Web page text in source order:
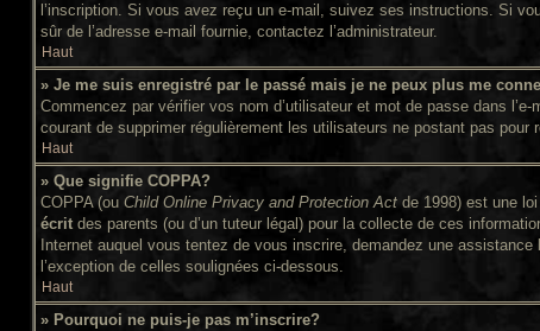
l’inscription. Si vous avez reçu un e-mail, suivez ses instructions. Si
sûr de l’adresse e-mail fournie, contactez l’administrateur.
Haut
» Je me suis enregistré par le passé mais je ne peux plus me
Commencez par vérifier vos nom d’utilisateur et mot de passe dans
courant de supprimer régulièrement les utilisateurs ne postant pas
Haut
» Que signifie COPPA?
COPPA (ou Child Online Privacy and Protection Act de 1998) est une
écrit des parents (ou d’un tuteur légal) pour la collecte de ces
Internet auquel vous tentez de vous inscrire, demandez une
l’exception de celles soulignées ci-dessous.
Haut
» Pourquoi ne puis-je pas m’inscrire?